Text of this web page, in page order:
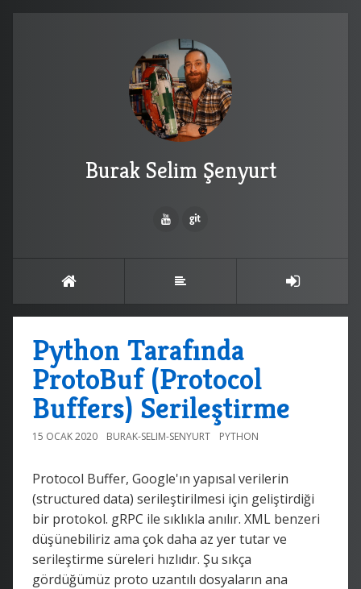
Burak Selim Şenyurt
Python Tarafında
ProtoBuf (Protocol
Buffers) Serileştirme
15 OCAK 2020 BURAK-SELIM-SENYURT PYTHON
Protocol Buffer, Google'ın yapısal verilerin
(structured data) serileştirilmesi için geliştirdiği
bir protokol. gRPC ile sıklıkla anılır. XML benzeri
düşünebiliriz ama çok daha az yer tutar ve
serileştirme süreleri hızlıdır. Şu sıkça
gördüğümüz proto uzantılı dosyaların ana